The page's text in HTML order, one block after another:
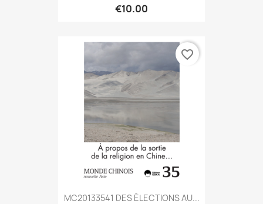
€10.00
MC20133541 DES ÉLECTIONS AU...
favorite_border